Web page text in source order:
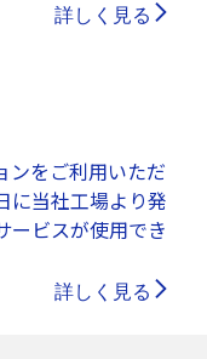
詳しく見る
ンをご利用いただ
に当社工場より発
ービスが使用でき
詳しく見る